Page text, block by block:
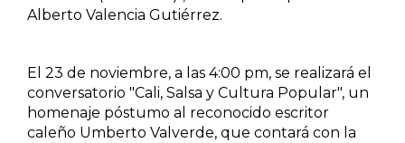
Género
Geografía
Alberto Valencia Gutiérrez.
El 23 de noviembre, a las 4:00 pm, se realizará el
conversatorio "Cali, Salsa y Cultura Popular", un
homenaje póstumo al reconocido escritor
caleño Umberto Valverde, que contará con la